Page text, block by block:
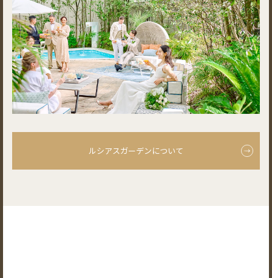
ルシアスガーデンについて